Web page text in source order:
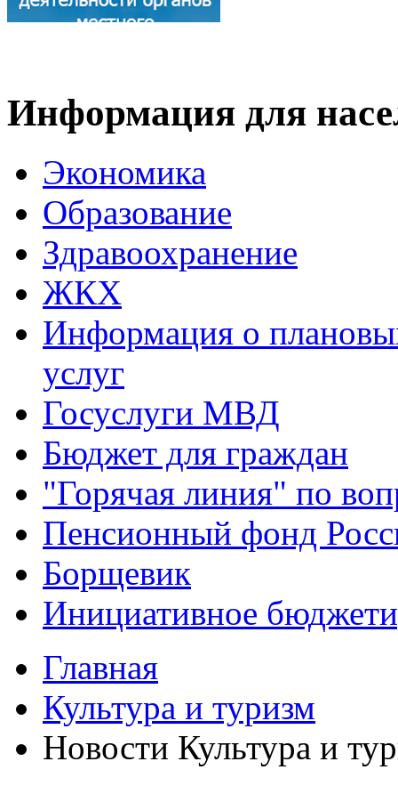
Информация для
Экономика
Образование
Здравоохранение
ЖКХ
Информация о
услуг
Госуслуги МВД
Бюджет для граждан
"Горячая линия" по
Пенсионный фонд
Борщевик
Инициативное
Главная
Культура и туризм
Новости Культура и